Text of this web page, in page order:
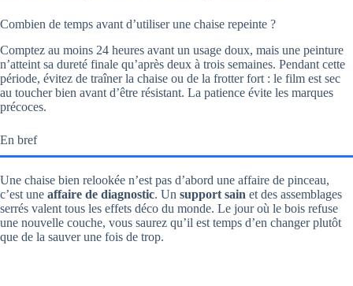
Combien de temps avant d’utiliser une chaise repeinte ?
Comptez au moins 24 heures avant un usage doux, mais une peinture
n’atteint sa dureté finale qu’après deux à trois semaines. Pendant cette
période, évitez de traîner la chaise ou de la frotter fort : le film est sec
au toucher bien avant d’être résistant. La patience évite les marques
précoces.
En bref
Une chaise bien relookée n’est pas d’abord une affaire de pinceau,
c’est une affaire de diagnostic. Un support sain et des assemblages
serrés valent tous les effets déco du monde. Le jour où le bois refuse
une nouvelle couche, vous saurez qu’il est temps d’en changer plutôt
que de la sauver une fois de trop.